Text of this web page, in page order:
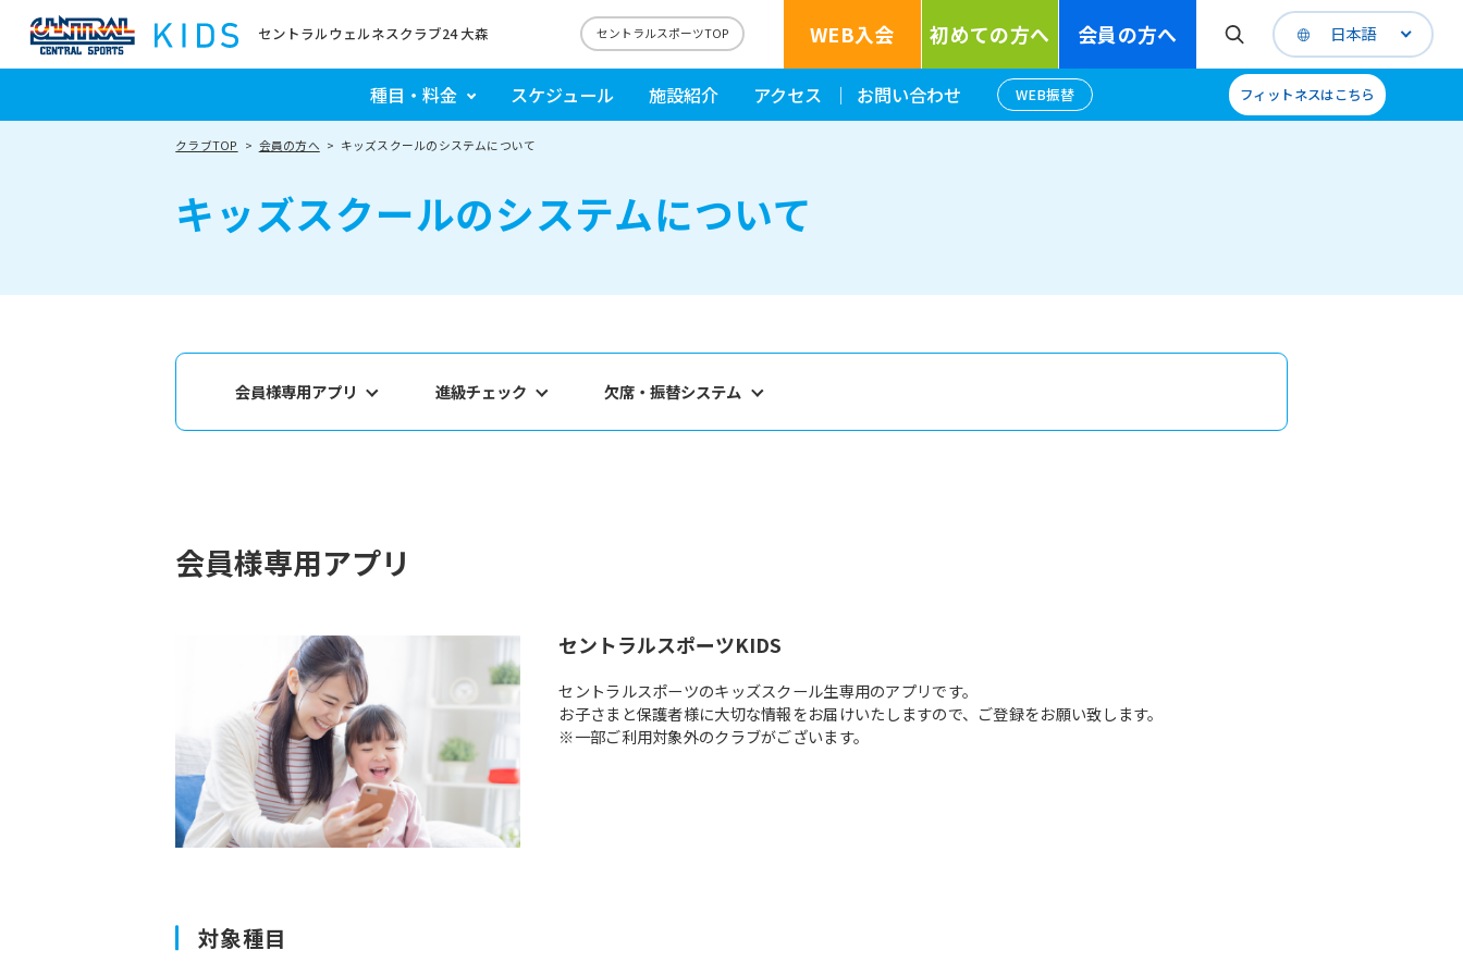
セントラルウェルネスクラブ24 大森 セントラルスポーツTOP WEB入会 初めての方へ 会員の方へ 日本語
種目・料金 スケジュール 施設紹介 アクセス お問い合わせ WEB振替 フィットネスはこちら
クラブTOP 会員の方へ キッズスクールのシステムについて
キッズスクールのシステムについて
会員様専用アプリ 進級チェック 欠席・振替システム
会員様専用アプリ
セントラルスポーツKIDS
セントラルスポーツのキッズスクール生専用のアプリです。
お子さまと保護者様に大切な情報をお届けいたしますので、ご登録をお願い致します。
※一部ご利用対象外のクラブがございます。
対象種目